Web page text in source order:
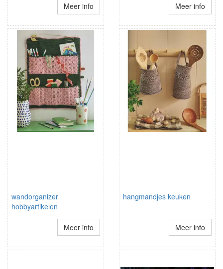
Meer info Meer info
wandorganizer
hobbyartikelen
Meer info
hangmandjes keuken
Meer info